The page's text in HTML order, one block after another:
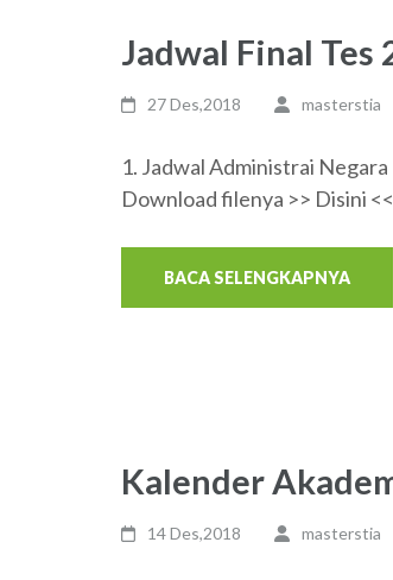
Jadwal Final Tes
27 Des,2018 masterstia
1. Jadwal Administrai
Download filenya >> Disini <<
BACA SELENGKAPNYA
Kalender
14 Des,2018 masterstia